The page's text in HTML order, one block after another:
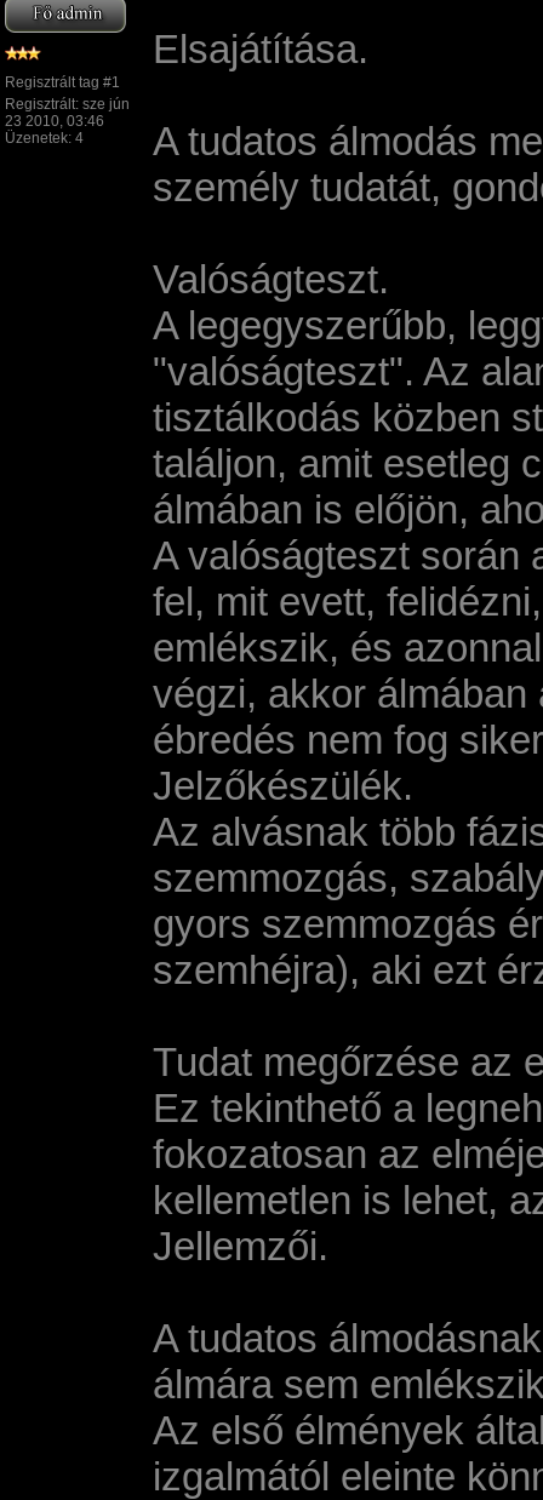
Regisztrált tag #1
Regisztrált: sze jún
23 2010, 03:46
Üzenetek: 4
Elsajátí­tása.
A tudatos álmodás
személy tudatát,
Valóságteszt.
A legegyszerűbb,
"valóságteszt". Az
tisztálkodás közben
találjon, amit esetleg
álmában is előjön,
A valóságteszt során
fel, mit evett,
emlékszik, és
végzi, akkor
ébredés nem fog
Jelzőkészülék.
Az alvásnak több
szemmozgás,
gyors szemmozgás
szemhéjra), aki ezt
Tudat megőrzése az
Ez tekinthető a
fokozatosan az
kellemetlen is lehet,
Jellemzői.
A tudatos
álmára sem
Az első élmények
izgalmától eleinte